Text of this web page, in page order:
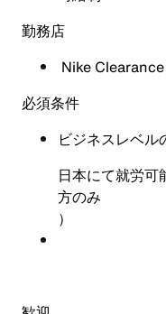
勤務店
Nike
必須条件
ビジネスレベ
日本にて就労可
方のみ
）